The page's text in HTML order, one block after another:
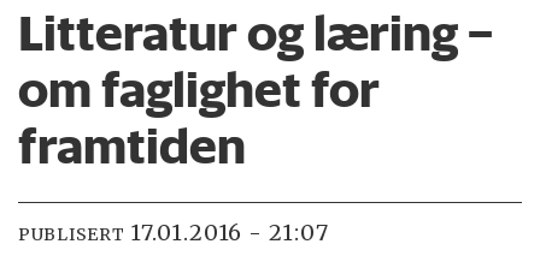
Litteratur og læring –
om faglighet for
framtiden
PUBLISERT 17.01.2016 - 21:07